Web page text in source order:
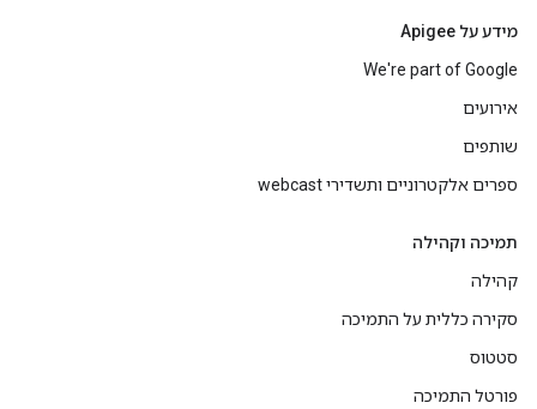
מידע על Apigee
We're part of Google
אירועים
שותפים
ספרים אלקטרוניים ותשדירי webcast
תמיכה וקהילה
קהילה
סקירה כללית על התמיכה
סטטוס
פורטל התמיכה